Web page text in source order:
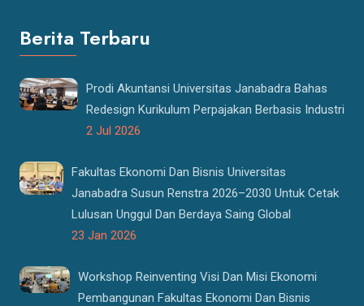
Berita Terbaru
Prodi Akuntansi Universitas Janabadra Bahas
Redesign Kurikulum Perpajakan Berbasis Industri
2 Jul 2026
Fakultas Ekonomi Dan Bisnis Universitas
Janabadra Susun Renstra 2026–2030 Untuk Cetak
Lulusan Unggul Dan Berdaya Saing Global
23 Jan 2026
Workshop Reinventing Visi Dan Misi Ekonomi
Pembangunan Fakultas Ekonomi Dan Bisnis